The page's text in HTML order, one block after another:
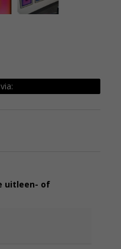
uitleen- of